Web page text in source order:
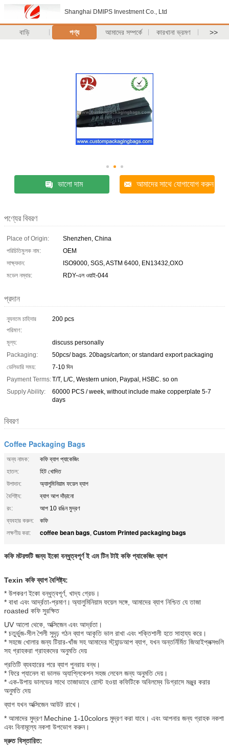
Shanghai DMIPS Investment Co., Ltd
বাড়ি পণ্য আমাদের সম্পর্কে কারখানা ভ্রমণ >>
ভালো দাম আমাদের সাথে যোগাযোগ করুন
পণ্যের বিবরণ
Place of Origin:
Shenzhen, China
পরিচিতিমুলক নাম:
OEM
সাক্ষ্যদান:
ISO9000, SGS, ASTM 6400, EN13432,OXO
মডেল নম্বার:
RDY-এল ওয়াই-044
প্রদান
ন্যূনতম চাহিদার
পরিমাণ:
200 pcs
মূল্য:
discuss personally
Packaging:
50pcs/ bags. 20bags/carton; or standard export packaging
ডেলিভারি সময়:
7-10 দিন
Payment Terms:T/T, L/C, Western union, Paypal, HSBC. so on
Supply Ability:
60000 PCS / week, without include make copperplate 5-7
days
বিবরণ
Coffee Packaging Bags
অন্য নামক:
কফি ব্যাগ প্যাকেজিং
হাতল:
হিট খোদিত
উপাদান:
অ্যালুমিনিয়াম ফয়েল ব্যাগ
বৈশিষ্ট্য:
ব্যাগ আপ দাঁড়ানো
রং:
আপ 10 রঙিন মুদ্রণ
ব্যবহার করুন:
কফি
লক্ষণীয় করা:
coffee bean bags, Custom Printed packaging bags
কফি মটরশুটি জন্য ইকো বন্ধুত্বপূর্ণ ই এম টিন টাই কফি প্যাকেজিং ব্যাগ
Texin কফি ব্যাগ বৈশিষ্ট্য:
* উপকরণ ইকো বন্ধুত্বপূর্ণ, খাদ্য গ্রেড।
* বাধা এবং আর্দ্রতা-প্রমাণ। অ্যালুমিনিয়াম ফয়েল সঙ্গে, আমাদের ব্যাগ নিশ্চিত যে তাজা
roasted কফি সুরক্ষিত
UV আলো থেকে, অক্সিজেন এবং আর্দ্রতা।
* চতুর্ভুজ-সীল শৈলী সুদৃঢ় গঠন ব্যাগ আকৃতি ভাল রাখা এবং শক্তিশালী হতে সাহায্য করে।
* সহজে খোলার জন্য টিয়ার-খাঁজ সহ আমাদের স্ট্যান্ডআপ ব্যাগ, যখন অন্তর্নির্মিত জিআইপ্লক্সগুলি
সহ গ্রাহকরা গ্রাহকদের অনুমতি দেয়
প্রতিটি ব্যবহারের পরে ব্যাগ পুনরায় বন্ধ।
* ফিরে প্যানেল বা ভালভ অ্যাপ্লিকেশন সহজ লেবেল জন্য অনুমতি দেয়।
* এক-উপায় ভালভের সাথে তাজাভাবে রোস্ট হওয়া কফিটিকে অবিলম্বে ডিগ্রাসে মঞ্জুর করার
অনুমতি দেয়
ব্যাগ যখন অক্সিজেন আউট রাখে।
* আমাদের মুদ্রণ Mechine 1-10colors মুদ্রণ করা যাবে। এবং আপনার জন্য গ্রাহক নকশা
এবং বিনামূল্যে নকশা উপভোগ করুন।
দ্রুত বিস্তারিত: